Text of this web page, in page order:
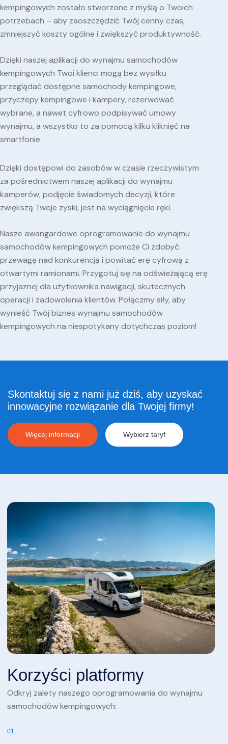
kempingowych zostało stworzone z myślą o Twoich
potrzebach – aby zaoszczędzić Twój cenny czas,
zmniejszyć koszty ogólne i zwiększyć produktywność.
Dzięki naszej aplikacji do wynajmu samochodów
kempingowych Twoi klienci mogą bez wysiłku
przeglądać dostępne samochody kempingowe,
przyczepy kempingowe i kampery, rezerwować
wybrane, a nawet cyfrowo podpisywać umowy
wynajmu, a wszystko to za pomocą kilku kliknięć na
smartfonie.
Dzięki dostępowi do zasobów w czasie rzeczywistym
za pośrednictwem naszej aplikacji do wynajmu
kamperów, podjęcie świadomych decyzji, które
zwiększą Twoje zyski, jest na wyciągnięcie ręki.
Nasze awangardowe oprogramowanie do wynajmu
samochodów kempingowych pomoże Ci zdobyć
przewagę nad konkurencją i powitać erę cyfrową z
otwartymi ramionami. Przygotuj się na odświeżającą erę
przyjaznej dla użytkownika nawigacji, skutecznych
operacji i zadowolenia klientów. Połączmy siły, aby
wynieść Twój biznes wynajmu samochodów
kempingowych na niespotykany dotychczas poziom!
Skontaktuj się z nami już dziś, aby uzyskać
innowacyjne rozwiązanie dla Twojej firmy!
Więcej informacji Wybierz taryf
Korzyści platformy
Odkryj zalety naszego oprogramowania do wynajmu
samochodów kempingowych:
01